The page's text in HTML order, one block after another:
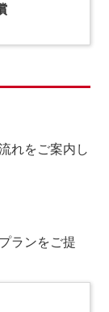
れをご案内し
ランをご提